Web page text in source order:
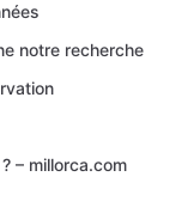
notre recherche
– millorca.com